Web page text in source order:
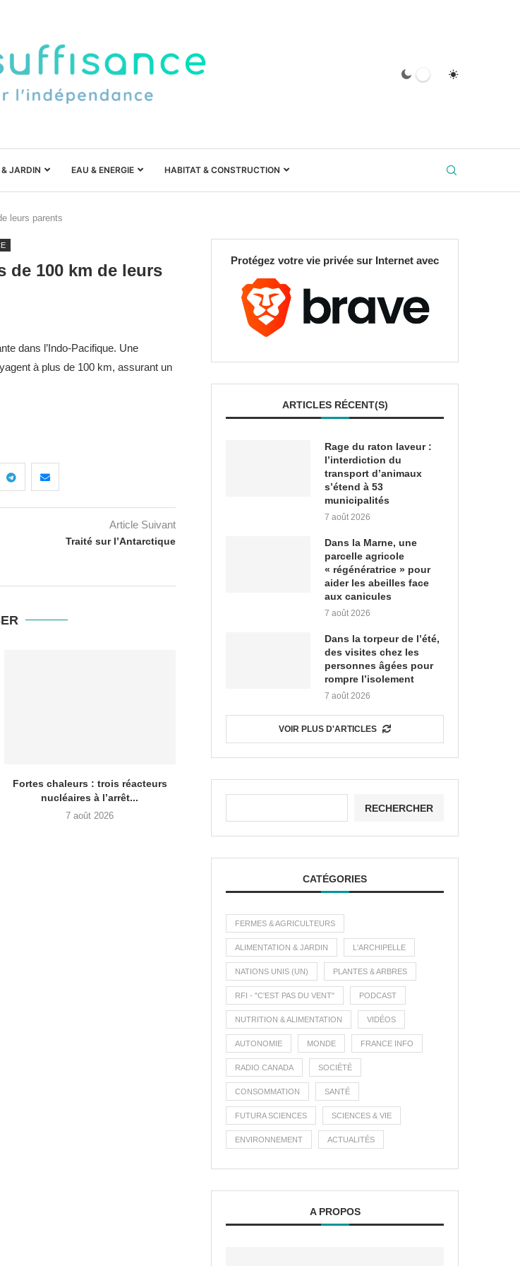
JARDIN EAU & ENERGIE HABITAT & CONSTRUCTION
leurs parents
de 100 km de leurs
dans l’Indo-Pacifique. Une
à plus de 100 km, assurant un
Article Suivant
Traité sur l’Antarctique
Fortes chaleurs : trois réacteurs
nucléaires à l’arrêt...
7 août 2026
Protégez votre vie privée sur Internet avec
ARTICLES RÉCENT(S)
Rage du raton laveur :
l’interdiction du
transport d’animaux
s’étend à 53
municipalités
7 août 2026
Dans la Marne, une
parcelle agricole
« régénératrice » pour
aider les abeilles face
aux canicules
7 août 2026
Dans la torpeur de l’été,
des visites chez les
personnes âgées pour
rompre l’isolement
7 août 2026
VOIR PLUS D'ARTICLES
RECHERCHER
CATÉGORIES
FERMES & AGRICULTEURS
ALIMENTATION & JARDIN L'ARCHIPELLE
NATIONS UNIS (UN) PLANTES & ARBRES
RFI - "C'EST PAS DU VENT" PODCAST
NUTRITION & ALIMENTATION VIDÉOS
AUTONOMIE MONDE FRANCE INFO
RADIO CANADA SOCIÉTÉ
CONSOMMATION SANTÉ
FUTURA SCIENCES SCIENCES & VIE
ENVIRONNEMENT ACTUALITÉS
A PROPOS